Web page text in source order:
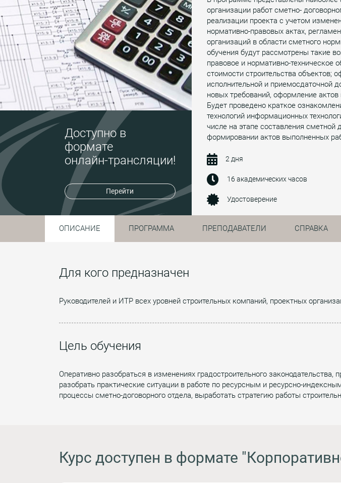
Доступно в
формате
онлайн-трансляции!
Перейти
организации работ сметно-
реализации проекта с учетом
нормативно-правовых актах,
организаций в области сметного
обучения будут рассмотрены такие
правовое и нормативно-техническое
стоимости строительства объектов;
исполнительной и приемосдаточной
новых требований, оформление
Будет проведено краткое
технологий информационных
числе на этапе составления сметной
формировании актов выполненных
2 дня
16 академических часов
Удостоверение
ОПИСАНИЕ ПРОГРАММА ПРЕПОДАВАТЕЛИ СПРАВКА
Для кого предназначен
Руководителей и ИТР всех уровней строительных компаний, проектных
Цель обучения
Оперативно разобраться в изменениях градостроительного
разобрать практические ситуации в работе по ресурсным и ресурсно-
процессы сметно-договорного отдела, выработать стратегию работы
Курс доступен в формате